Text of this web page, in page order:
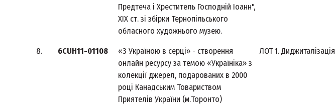
Предтеча і Хреститель Господній Іоанн",
ХІХ ст. зі збірки Тернопільського
обласного художнього музею.
8. 6CUH11-01108
«З Україною в серці» - створення
онлайн ресурсу за темою «Україніка» з
колекції джерел, подарованих в 2000
році Канадським Товариством
Приятелів України (м.Торонто)
ЛОТ 1. Диджиталізація